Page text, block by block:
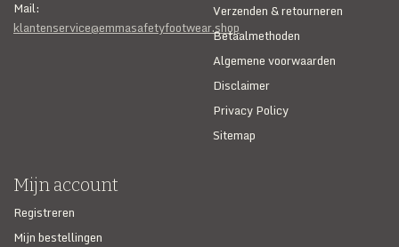
Mail:
klantenservice@emmasafetyfootwear.shop
Verzenden & retourneren
Betaalmethoden
Algemene voorwaarden
Disclaimer
Privacy Policy
Sitemap
Mijn account
Registreren
Mijn bestellingen